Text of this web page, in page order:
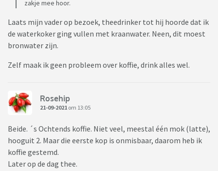
zakje mee hoor.
Laats mijn vader op bezoek, theedrinker tot hij hoorde dat ik
de waterkoker ging vullen met kraanwater. Neen, dit moest
bronwater zijn.
Zelf maak ik geen probleem over koffie, drink alles wel.
Rosehip
21-09-2021 om 13:05
Beide. ´s Ochtends koffie. Niet veel, meestal één mok (latte),
hooguit 2. Maar die eerste kop is onmisbaar, daarom heb ik
koffie gestemd.
Later op de dag thee.